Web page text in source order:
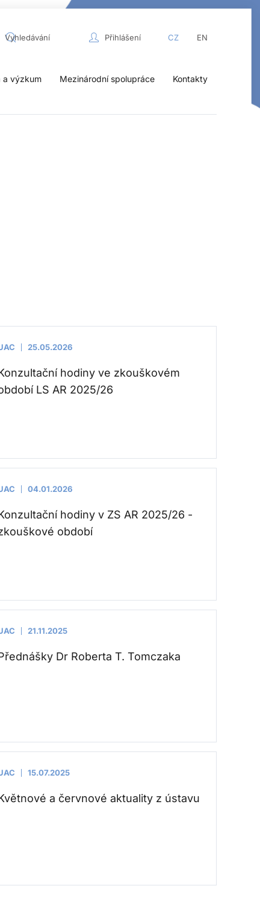
Přihlášení CZ EN
a výzkum Mezinárodní spolupráce Kontakty
25.05.2026
hodiny ve zkouškovém
LS AR 2025/26
04.01.2026
hodiny v ZS AR 2025/26 -
období
21.11.2025
Dr Roberta T. Tomczaka
15.07.2025
a červnové aktuality z ústavu